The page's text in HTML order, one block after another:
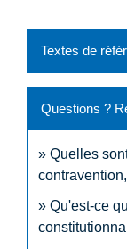
Textes de
Questions ?
Quelles
Qu'est-ce